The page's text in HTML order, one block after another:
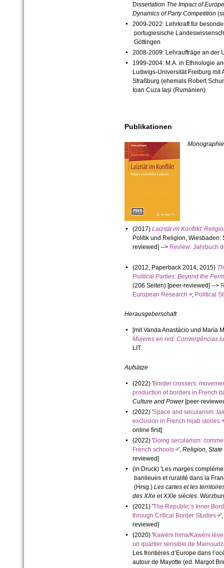
Dissertation The Impact of
Dynamics of Party Competition
2009-2022: Lehrkraft für
portugiesische
Göttingen
2008-2009: Lehraufträge an der
1999-2004: M.A. in Ethnologie
Ludwigs-Universität Freiburg
Straßburg (ehemals Robert
Ioan Cuza Iași (Rumänien)
Publikationen
(2017) Laizität im Konflikt:
Politik und Religion, Wiesbaden:
reviewed] --> Review: Jahrbuch
(2012, Paperback 2014, 2015)
Political Parties: Beyond the
(206 Seiten) [peer-reviewed] -->
European Research; Political
Herausgeberschaft
[mit Vanda Anastácio und María
Mujeres en red: Convergências
LIT.
Aufsätze
(2022) 'Border crossers:
production of borders in French
Culture and Power[peer-
(2022) 'Space and secularism:
exclusion in French hijab stories
online first]
(2022) 'Doing secularism:
French schools', Religion,
reviewed]
(in Druck) 'Les marges
banlieues et ruralité dans la
(Hrsg.) Les cartes et les
des XXe et XXIe siècles.
(2021) 'The Republic’s Inner
through Critical Border Studies',
reviewed]
(2020) 'Kawéni hima/Kawéni
un quartier sensible de
Les frontières d’Europe dans
autour de Mayotte (ed. Margot